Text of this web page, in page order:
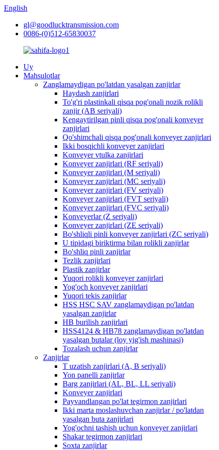
English
gl@goodlucktransmission.com
0086-(0)512-65830037
Uy
Mahsulotlar
Zanglamaydigan po'latdan yasalgan zanjirlar
Haydash zanjirlari
To'g'ri plastinkali qisqa pog'onali nozik rolikli
zanjir (AB seriyali)
Kengaytirilgan pinli qisqa pog'onali konveyer
zanjirlari
Qo'shimchali qisqa pog'onali konveyer zanjirlari
Ikki bosqichli konveyer zanjirlari
Konveyer vtulka zanjirlari
Konveyer zanjirlari (RF seriyali)
Konveyer zanjirlari (M seriyali)
Konveyer zanjirlari (MC seriyali)
Konveyer zanjirlari (FV seriyali)
Konveyer zanjirlari (FVT seriyali)
Konveyer zanjirlari (FVC seriyali)
Konveyerlar (Z seriyali)
Konveyer zanjirlari (ZE seriyali)
Bo'shliqli pinli konveyer zanjirlari (ZC seriyali)
U tipidagi biriktirma bilan rolikli zanjirlar
Bo'shliq pinli zanjirlar
Tezlik zanjirlari
Plastik zanjirlar
Yuqori rolikli konveyer zanjirlari
Yog'och konveyer zanjirlari
Yuqori tekis zanjirlar
HSS HSC SAV zanglamaydigan po'latdan
yasalgan zanjirlar
HB burilish zanjirlari
HSS4124 & HB78 zanglamaydigan po'latdan
yasalgan butalar (loy yig'ish mashinasi)
Tozalash uchun zanjirlar
Zanjirlar
T uzatish zanjirlari (A, B seriyali)
Yon panelli zanjirlar
Barg zanjirlari (AL, BL, LL seriyali)
Konveyer zanjirlari
Payvandlangan po'lat tegirmon zanjirlari
Ikki marta moslashuvchan zanjirlar / po'latdan
yasalgan buta zanjirlari
Yog'ochni tashish uchun konveyer zanjirlari
Shakar tegirmon zanjirlari
Soxta zanjirlar